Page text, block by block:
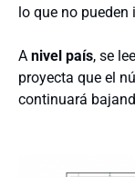
lo que no
A nivel país, se
proyecta que el
continuará